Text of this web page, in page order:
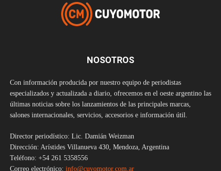
NOSOTROS
Con información producida por nuestro equipo de periodistas
especializados y actualizada a diario, ofrecemos en el oeste argentino las
últimas noticias sobre los lanzamientos de las principales marcas,
salones internacionales, servicios, accesorios e información útil.
Director periodístico: Lic. Damián Weizman
Dirección: Arístides Villanueva 430, Mendoza, Argentina
Teléfono: +54 261 5358556
Correo electrónico: info@cuyomotor.com.ar